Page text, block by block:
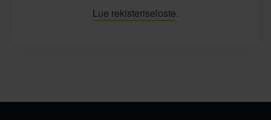
Lue rekisteriseloste.